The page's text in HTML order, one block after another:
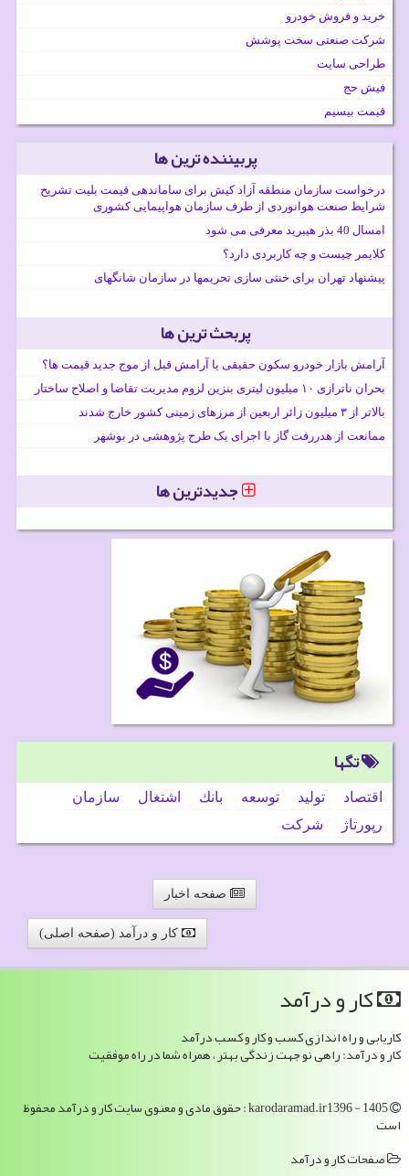
خرید و فروش خودرو
شرکت صنعتی سخت پوشش
طراحی سایت
فیش حج
قیمت بیسیم
پربیننده ترین ها
درخواست سازمان منطقه آزاد کیش برای ساماندهی قیمت بلیت تشریح
شرایط صنعت هوانوردی از طرف سازمان هواپیمایی کشوری
امسال 40 بذر هیبرید معرفی می شود
کلایمر چیست و چه کاربردی دارد؟
پیشنهاد تهران برای خنثی سازی تحریمها در سازمان شانگهای
پربحث ترین ها
آرامش بازار خودرو سکون حقیقی یا آرامش قبل از موج جدید قیمت ها؟
بحران ناترازی ۱۰ میلیون لیتری بنزین لزوم مدیریت تقاضا و اصلاح ساختار
بالاتر از ۳ میلیون زائر اربعین از مرزهای زمینی کشور خارج شدند
ممانعت از هدررفت گاز با اجرای یک طرح پژوهشی در بوشهر
جدیدترین ها
تگها
اقتصاد تولید توسعه بانك اشتغال
سازمان
رپورتاژ
شركت
صفحه اخبار
کار و درآمد (صفحه اصلی)
كار و درآمد
کاریابی و راه اندازی کسب و کار و کسب درآمد
کار و درآمد: راهی نو جهت زندگی بهتر ، همراه شما در راه موفقیت
karodaramad.ir1396 - 1405 : حقوق مادی و معنوی سایت كار و درآمد محفوظ
است
صفحات كار و درآمد